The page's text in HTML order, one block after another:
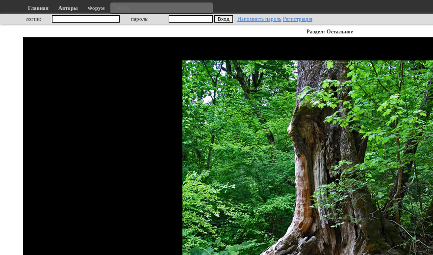
Главная Авторы
Форум
логин:
пароль: Напомнить пароль Регистрация
Раздел: Остальное